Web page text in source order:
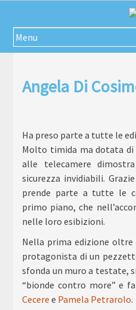
contenuto
Menu
Angela Di
Ha preso parte a tutte le
Molto timida ma dotata di
alle telecamere
sicurezza invidiabili.
prende parte a tutte le
primo piano, che
nelle loro esibizioni.
Nella prima edizione oltre
protagonista di un
sfonda un muro a testate,
“bionde contro more” e
Cecere e Pamela Petrarolo.